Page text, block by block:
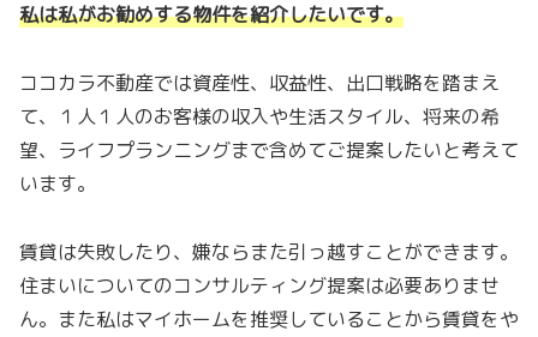
私は私がお勧めする物件を紹介したいです。
ココカラ不動産では資産性、収益性、出口戦略を踏まえ
て、１人１人のお客様の収入や生活スタイル、将来の希
望、ライフプランニングまで含めてご提案したいと考えて
います。
賃貸は失敗したり、嫌ならまた引っ越すことができます。
住まいについてのコンサルティング提案は必要ありませ
ん。また私はマイホームを推奨していることから賃貸をや